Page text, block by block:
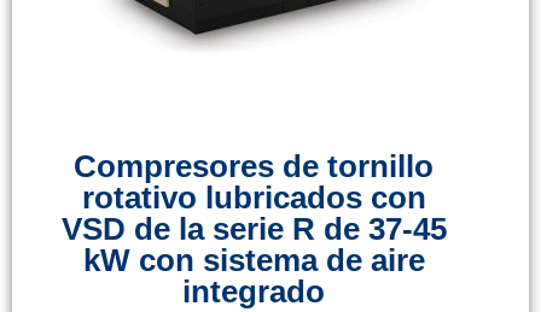
Compresores de tornillo
rotativo lubricados con
VSD de la serie R de 37-45
kW con sistema de aire
integrado